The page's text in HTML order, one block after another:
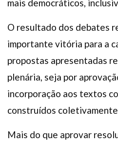
mais democráticos,
O resultado dos debates
importante vitória para a
propostas apresentadas
plenária, seja por
incorporação aos textos
construídos
Mais do que aprovar